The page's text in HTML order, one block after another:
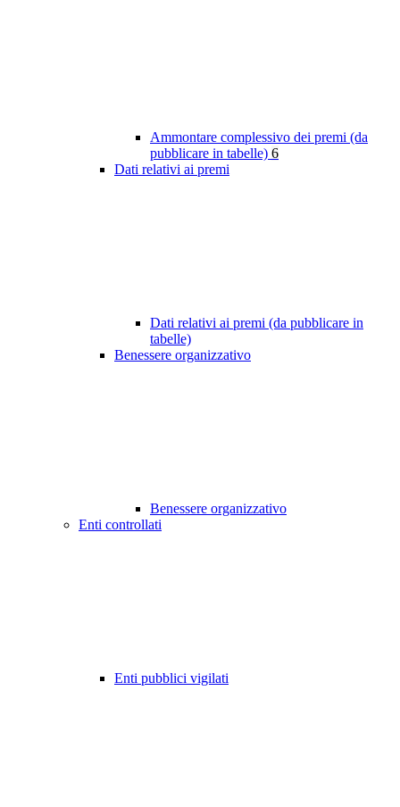
Ammontare complessivo dei premi (da
pubblicare in tabelle) 6
Dati relativi ai premi
Dati relativi ai premi (da pubblicare in
tabelle)
Benessere organizzativo
Benessere organizzativo
Enti controllati
Enti pubblici vigilati